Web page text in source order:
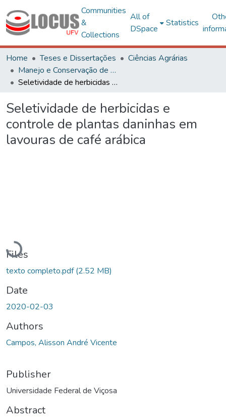
Communities
&
Collections
All of
DSpace
Statistics
Home Teses e Dissertações
Ciências Agrárias
Manejo e Conservação de Ecossistemas Naturais e Agrários - CAF
Seletividade de herbicidas e controle de plantas daninhas em lavouras de café arábica
Seletividade de herbicidas e
controle de plantas daninhas em
lavouras de café arábica
Loading...
Files
texto completo.pdf(2.52 MB)
Date
2020-02-03
Authors
Campos, Alisson André Vicente
Publisher
Universidade Federal de Viçosa
Abstract